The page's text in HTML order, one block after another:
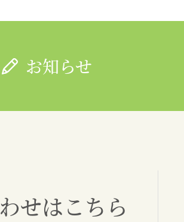
お知らせ
せはこちら